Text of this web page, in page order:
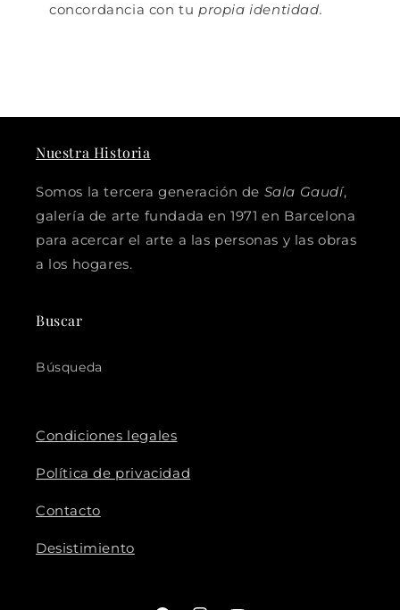
concordancia con tu propia identidad.
Nuestra Historia
Somos la tercera generación de Sala Gaudí,
galería de arte fundada en 1971 en Barcelona
para acercar el arte a las personas y las obras
a los hogares.
Buscar
Búsqueda
Condiciones legales
Política de privacidad
Contacto
Desistimiento